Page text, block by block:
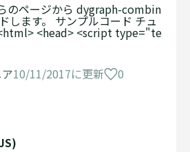
のページから dygraph-combin
します。 サンプルコード チュ
<head> <script type="te
10/11/2017に更新 0